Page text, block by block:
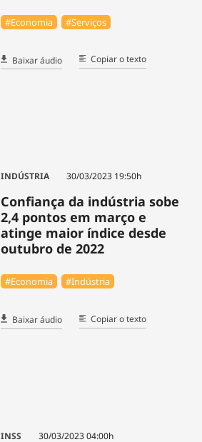
#Economia #Serviços
Baixar áudio Copiar o texto
INDÚSTRIA 30/03/2023 19:50h
Confiança da indústria sobe
2,4 pontos em março e
atinge maior índice desde
outubro de 2022
#Economia #Indústria
Baixar áudio Copiar o texto
INSS 30/03/2023 04:00h